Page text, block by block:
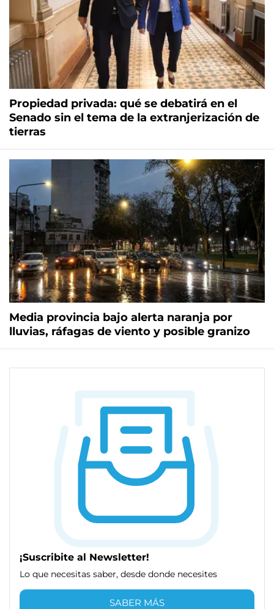
Propiedad privada: qué se debatirá en el
Senado sin el tema de la extranjerización de
tierras
Media provincia bajo alerta naranja por
lluvias, ráfagas de viento y posible granizo
¡Suscribite al Newsletter!
Lo que necesitas saber, desde donde necesites
SABER MÁS